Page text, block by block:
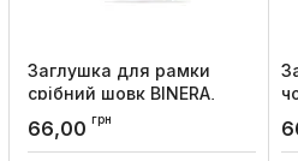
Заглушка для рамки
срібний шовк BINERA,
Артикул:
66,00 грн